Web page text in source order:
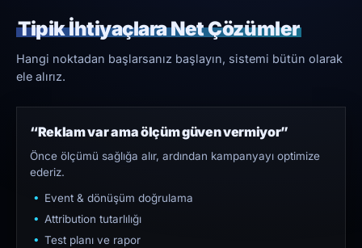
Tipik İhtiyaçlara Net Çözümler
Hangi noktadan başlarsanız başlayın, sistemi bütün olarak
ele alırız.
“Reklam var ama ölçüm güven vermiyor”
Önce ölçümü sağlığa alır, ardından kampanyayı optimize
ederiz.
Event & dönüşüm doğrulama
Attribution tutarlılığı
Test planı ve rapor